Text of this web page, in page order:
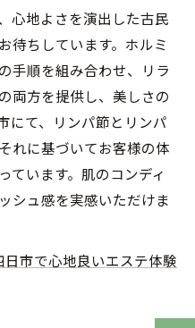
心地よさを演出した古民
待ちしています。ホルミ
手順を組み合わせ、リラ
両方を提供し、美しさの
にて、リンパ節とリンパ
れに基づいてお客様の体
ています。肌のコンディ
シュ感を実感いただけま
日市で心地良いエステ体験